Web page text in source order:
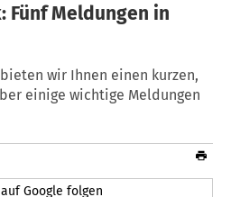
Fünf Meldungen in
bieten wir Ihnen einen kurzen,
einige wichtige Meldungen
auf Google folgen